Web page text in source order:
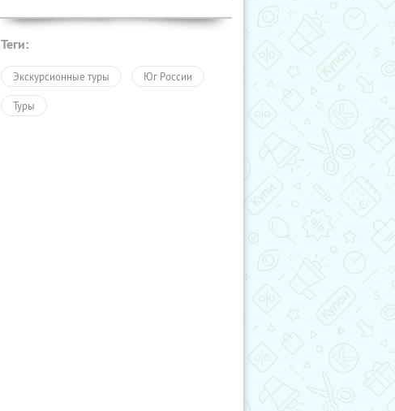
Теги:
Экскурсионные туры Юг России
Туры